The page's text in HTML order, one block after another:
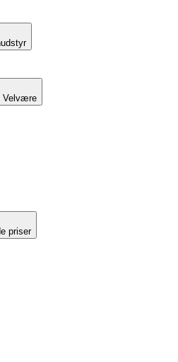
Velvære
priser